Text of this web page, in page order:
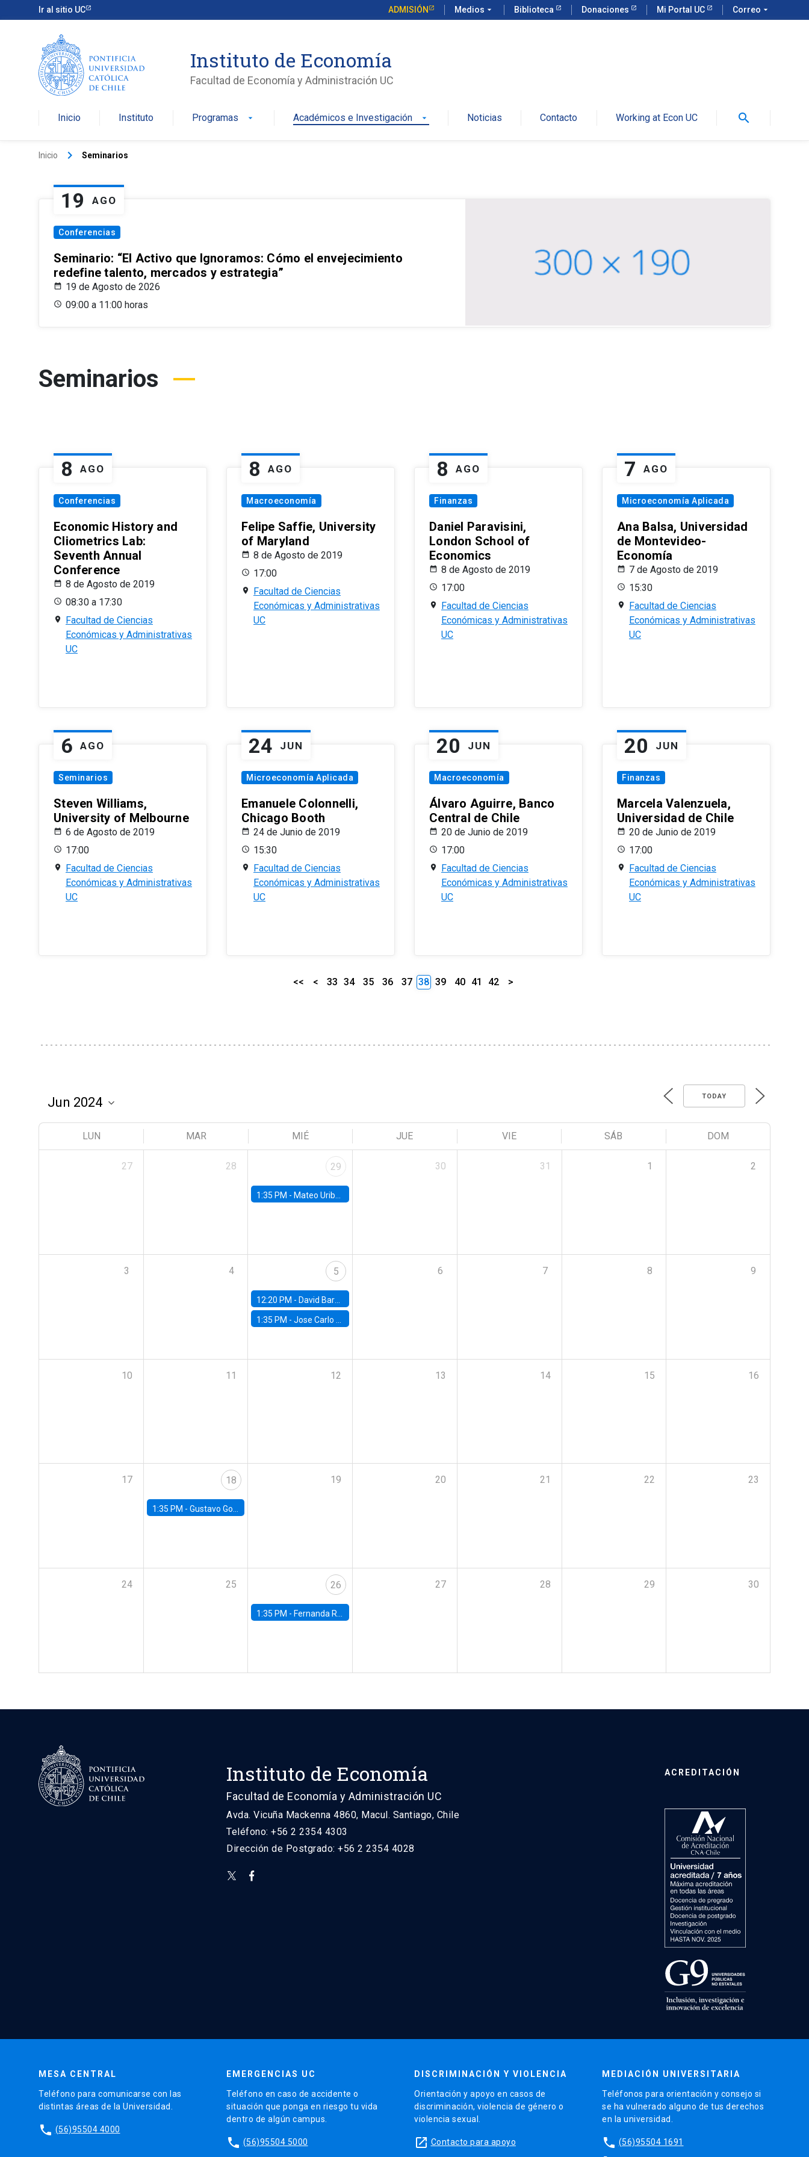
Ir al sitio UC ADMISIÓN Medios arrow_drop_down Biblioteca Donaciones Mi Portal UC Correo arrow_drop_down
Instituto de Economía
Facultad de Economía y Administración UC
Inicio Instituto Programas arrow_drop_down Académicos e Investigación arrow_drop_down Noticias Contacto Working at Econ UC search
Inicio keyboard_arrow_right Seminarios
19 AGO
Conferencias
Seminario: “El Activo que Ignoramos: Cómo el envejecimiento
redefine talento, mercados y estrategia”
19 de Agosto de 2026
09:00 a 11:00 horas
Seminarios
8 AGO
Conferencias
Economic History and
Cliometrics Lab:
Seventh Annual
Conference
8 de Agosto de 2019
08:30 a 17:30
Facultad de Ciencias
Económicas y Administrativas
UC
8 AGO
Macroeconomía
Felipe Saffie, University
of Maryland
8 de Agosto de 2019
17:00
Facultad de Ciencias
Económicas y Administrativas
UC
8 AGO
Finanzas
Daniel Paravisini,
London School of
Economics
8 de Agosto de 2019
17:00
Facultad de Ciencias
Económicas y Administrativas
UC
7 AGO
Microeconomía Aplicada
Ana Balsa, Universidad
de Montevideo-
Economía
7 de Agosto de 2019
15:30
Facultad de Ciencias
Económicas y Administrativas
UC
6 AGO
Seminarios
Steven Williams,
University of Melbourne
6 de Agosto de 2019
17:00
Facultad de Ciencias
Económicas y Administrativas
UC
24 JUN
Microeconomía Aplicada
Emanuele Colonnelli,
Chicago Booth
24 de Junio de 2019
15:30
Facultad de Ciencias
Económicas y Administrativas
UC
20 JUN
Macroeconomía
Álvaro Aguirre, Banco
Central de Chile
20 de Junio de 2019
17:00
Facultad de Ciencias
Económicas y Administrativas
UC
20 JUN
Finanzas
Marcela Valenzuela,
Universidad de Chile
20 de Junio de 2019
17:00
Facultad de Ciencias
Económicas y Administrativas
UC
<< < 33 34 35 36 37 38 39 40 41 42 >
TODAY
LUN MAR MIÉ JUE VIE SÁB DOM
27 28 29
1:35 PM - Mateo Uribe-Castro, Universidad de los Andes (Colombia)
30 31 1 2
3 4 5
12:20 PM - David Bardey, Universidad de los Andes - CEDE
1:35 PM -Jose Carlo Bermudez, UC (ME) & World Bank
6 7 8 9
10 11 12 13 14 15 16
17 18
1:35 PM - Gustavo González, Banco Central de Chile
19 20 21 22 23
24 25 26
1:35 PM - Fernanda Rojas Ampuero, University of Wisconsin-Madison
27 28 29 30
Instituto de Economía
Facultad de Economía y Administración UC
Avda. Vicuña Mackenna 4860, Macul. Santiago, Chile
Teléfono: +56 2 2354 4303
Dirección de Postgrado: +56 2 2354 4028
ACREDITACIÓN
MESA CENTRAL
Teléfono para comunicarse con las
distintas áreas de la Universidad.
phone (56)95504 4000
EMERGENCIAS UC
Teléfono en caso de accidente o
situación que ponga en riesgo tu vida
dentro de algún campus.
phone (56)95504 5000
DISCRIMINACIÓN Y VIOLENCIA
Orientación y apoyo en casos de
discriminación, violencia de género o
violencia sexual.
launch Contacto para apoyo
MEDIACIÓN UNIVERSITARIA
Teléfonos para orientación y consejo si
se ha vulnerado alguno de tus derechos
en la universidad.
phone (56)95504 1691